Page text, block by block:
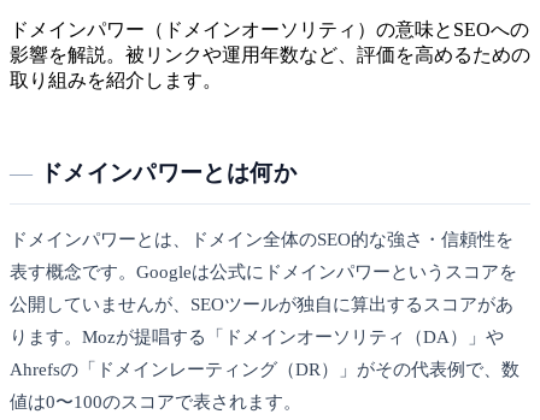
ドメインパワー（ドメインオーソリティ）の意味とSEOへの
影響を解説。被リンクや運用年数など、評価を高めるための
取り組みを紹介します。
ドメインパワーとは何か
ドメインパワーとは、ドメイン全体のSEO的な強さ・信頼性を
表す概念です。Googleは公式にドメインパワーというスコアを
公開していませんが、SEOツールが独自に算出するスコアがあ
ります。Mozが提唱する「ドメインオーソリティ（DA）」や
Ahrefsの「ドメインレーティング（DR）」がその代表例で、数
値は0〜100のスコアで表されます。